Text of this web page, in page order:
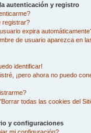
autenticación y registro
registrar?
expira
de usuario aparezca en
identificar!
¡pero ahora no puedo
todas las cookies del
y configuraciones